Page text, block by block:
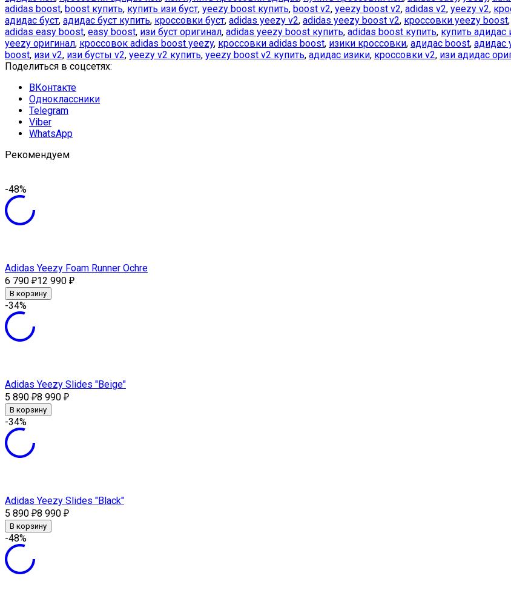
adidas boost, boost купить, купить изи буст, yeezy boost купить, boost v2, yeezy boost v2, adidas v2, yeezy v2,
адидас буст, адидас буст купить, кроссовки буст, adidas yeezy v2, adidas yeezy boost v2, кроссовки yeezy boost,
adidas easy boost, easy boost, изи буст оригинал, adidas yeezy boost купить, adidas boost купить, купить адидас
yeezy оригинал, кроссовок adidas boost yeezy, кроссовки adidas boost, изики кроссовки, адидас boost, адидас
boost, изи v2, изи бусты v2, yeezy v2 купить, yeezy boost v2 купить, адидас изики, кроссовки v2, изи адидас
Поделиться в соцсетях:
ВКонтакте
Одноклассники
Telegram
Viber
WhatsApp
Рекомендуем
-48%
Adidas Yeezy Foam Runner Ochre
6 790 ₽12 990 ₽
В корзину
-34%
Adidas Yeezy Slides "Beige"
5 890 ₽8 990 ₽
В корзину
-34%
Adidas Yeezy Slides "Black"
5 890 ₽8 990 ₽
В корзину
-48%